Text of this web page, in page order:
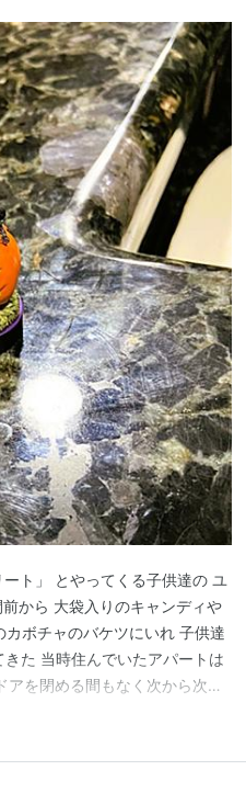
ト」 とやってくる子供達の ユ
から 大袋入りのキャンディや
ボチャのバケツにいれ 子供達
た 当時住んでいたアパートは
を閉める間もなく次から次へ
ない そういう風潮になり 以前